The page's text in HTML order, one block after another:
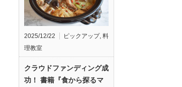
2025/12/22 ピックアップ, 料
理教室
クラウドファンディング成
功！ 書籍『食から探るマ